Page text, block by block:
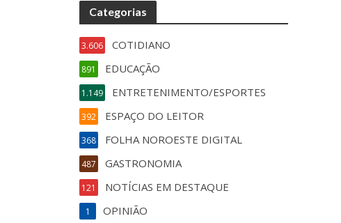
Categorias
COTIDIANO
3.606
EDUCAÇÃO
891
ENTRETENIMENTO/ESPORTES
1.149
ESPAÇO DO LEITOR
392
FOLHA NOROESTE DIGITAL
368
GASTRONOMIA
487
NOTÍCIAS EM DESTAQUE
121
OPINIÃO
1